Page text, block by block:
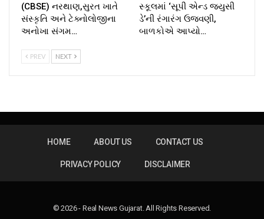
(CBSE) નરથાણ,સુરત ખાતે
સંસ્કૃતિ અને ટેક્નોલોજીના
અનોખા સંગમ…
સ્કૂલમાં ‘સૂપી એન્ડ જ્યુસી
ડે’ની રંગારંગ ઉજવણી,
બાળકોએ આપ્યો…
PREV NEXT
HOME ABOUT US CONTACT US
PRIVACY POLICY DISCLAIMER
© 2026 - Real News Gujarat. All Rights Reserved.